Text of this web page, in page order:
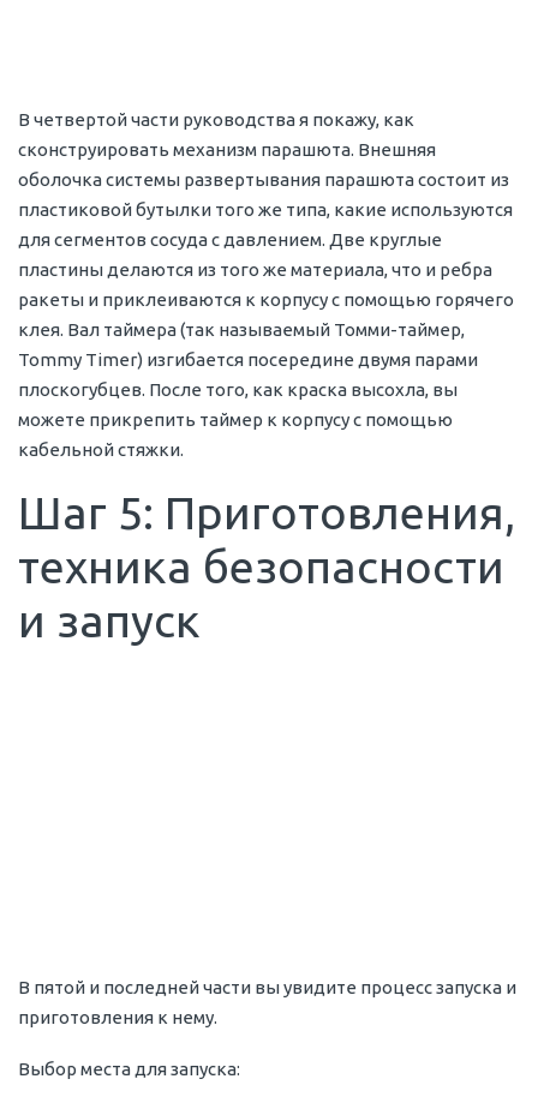
В четвертой части руководства я покажу, как
сконструировать механизм парашюта. Внешняя
оболочка системы развертывания парашюта состоит из
пластиковой бутылки того же типа, какие используются
для сегментов сосуда с давлением. Две круглые
пластины делаются из того же материала, что и ребра
ракеты и приклеиваются к корпусу с помощью горячего
клея. Вал таймера (так называемый Томми-таймер,
Tommy Timer) изгибается посередине двумя парами
плоскогубцев. После того, как краска высохла, вы
можете прикрепить таймер к корпусу с помощью
кабельной стяжки.
Шаг 5: Приготовления,
техника безопасности
и запуск
В пятой и последней части вы увидите процесс запуска и
приготовления к нему.
Выбор места для запуска: